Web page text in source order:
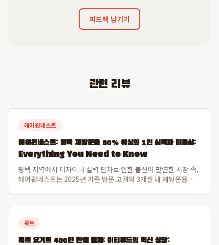
피드백 남기기
관련 리뷰
헤어원네스트
헤어원네스트: 평택 재방문율 80% 이상의 1인 실력파 미용실:
Everything You Need to Know
평택 지역에서 디자이너 실력 편차로 인한 불신이 만연한 시장 속,
헤어원네스트는 2025년 기준 방문 고객의 3개월 내 재방문율
제로 다시 찾는 고정 고...
룩트
룩트 요거트 400만 판매 돌파: 아티튜드의 혁신 성장: